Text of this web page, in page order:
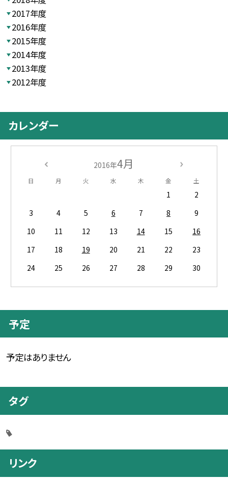
2017年度
2016年度
2015年度
2014年度
2013年度
2012年度
カレンダー
2016年4月
日 月 火 水 木 金 土
1
2
3
4 5 6 7 8
9
10
11 12 13 14 15
16
17
18 19 20 21 22
23
24
25 26 27 28 29 30
予定
予定はありません
タグ
リンク